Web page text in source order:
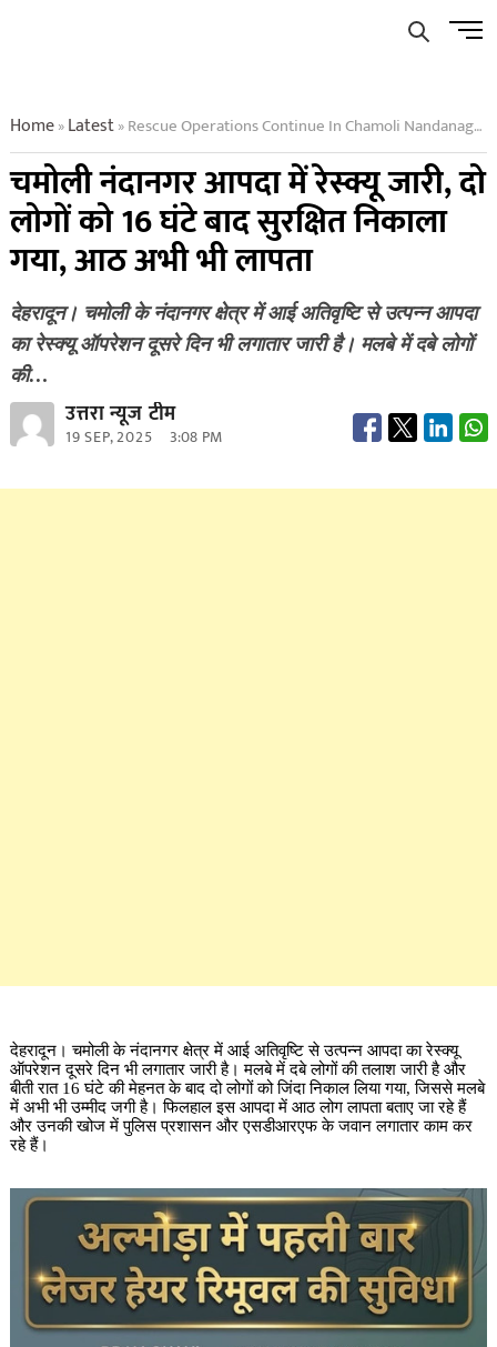
Menu
Home»Latest»Rescue Operations Continue In Chamoli Nandanagar Disaster Two People Rescued After 16 Hours Eight Still Missing
चमोली नंदानगर आपदा में रेस्क्यू जारी, दो
लोगों को 16 घंटे बाद सुरक्षित निकाला
गया, आठ अभी भी लापता
देहरादून। चमोली के नंदानगर क्षेत्र में आई अतिवृष्टि से उत्पन्न आपदा
का रेस्क्यू ऑपरेशन दूसरे दिन भी लगातार जारी है। मलबे में दबे लोगों
की…
उत्तरा न्यूज टीम
19 SEP, 2025 3:08 PM
देहरादून। चमोली के नंदानगर क्षेत्र में आई अतिवृष्टि से उत्पन्न आपदा का रेस्क्यू
ऑपरेशन दूसरे दिन भी लगातार जारी है। मलबे में दबे लोगों की तलाश जारी है और
बीती रात 16 घंटे की मेहनत के बाद दो लोगों को जिंदा निकाल लिया गया, जिससे मलबे
में अभी भी उम्मीद जगी है। फिलहाल इस आपदा में आठ लोग लापता बताए जा रहे हैं
और उनकी खोज में पुलिस प्रशासन और एसडीआरएफ के जवान लगातार काम कर
रहे हैं।